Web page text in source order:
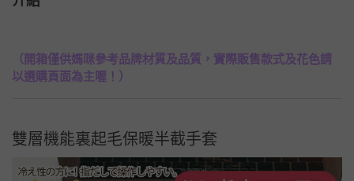
（開箱僅供媽咪參考品牌材質及品質，實際販售款式及花色請
以選購頁面為主喔！）
雙層機能裏起毛保暖半截手套